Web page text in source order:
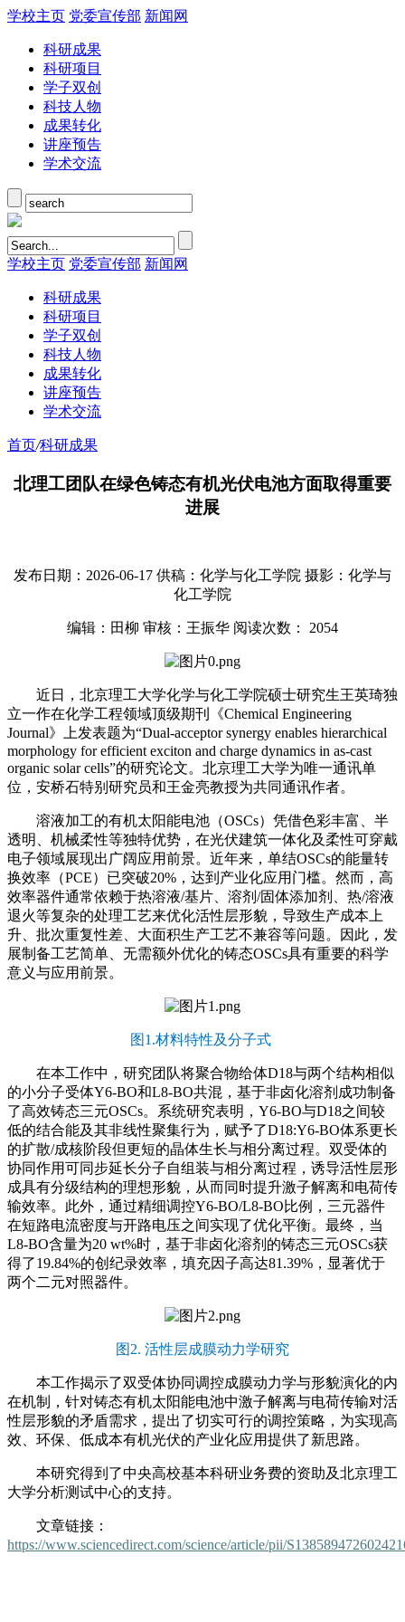
学校主页 党委宣传部 新闻网
科研成果
科研项目
学子双创
科技人物
成果转化
讲座预告
学术交流
学校主页 党委宣传部 新闻网
科研成果
科研项目
学子双创
科技人物
成果转化
讲座预告
学术交流
首页/科研成果
北理工团队在绿色铸态有机光伏电池方面取得重要
进展
发布日期：2026-06-17 供稿：化学与化工学院 摄影：化学与
化工学院
编辑：田柳 审核：王振华 阅读次数： 2054
近日，北京理工大学化学与化工学院硕士研究生王英琦独
立一作在化学工程领域顶级期刊《Chemical Engineering
Journal》上发表题为“Dual-acceptor synergy enables hierarchical
morphology for efficient exciton and charge dynamics in as-cast
organic solar cells”的研究论文。北京理工大学为唯一通讯单
位，安桥石特别研究员和王金亮教授为共同通讯作者。
溶液加工的有机太阳能电池（OSCs）凭借色彩丰富、半
透明、机械柔性等独特优势，在光伏建筑一体化及柔性可穿戴
电子领域展现出广阔应用前景。近年来，单结OSCs的能量转
换效率（PCE）已突破20%，达到产业化应用门槛。然而，高
效率器件通常依赖于热溶液/基片、溶剂/固体添加剂、热/溶液
退火等复杂的处理工艺来优化活性层形貌，导致生产成本上
升、批次重复性差、大面积生产工艺不兼容等问题。因此，发
展制备工艺简单、无需额外优化的铸态OSCs具有重要的科学
意义与应用前景。
图1.材料特性及分子式
在本工作中，研究团队将聚合物给体D18与两个结构相似
的小分子受体Y6-BO和L8-BO共混，基于非卤化溶剂成功制备
了高效铸态三元OSCs。系统研究表明，Y6-BO与D18之间较
低的结合能及其非线性聚集行为，赋予了D18:Y6-BO体系更长
的扩散/成核阶段但更短的晶体生长与相分离过程。双受体的
协同作用可同步延长分子自组装与相分离过程，诱导活性层形
成具有分级结构的理想形貌，从而同时提升激子解离和电荷传
输效率。此外，通过精细调控Y6-BO/L8-BO比例，三元器件
在短路电流密度与开路电压之间实现了优化平衡。最终，当
L8-BO含量为20 wt%时，基于非卤化溶剂的铸态三元OSCs获
得了19.84%的创纪录效率，填充因子高达81.39%，显著优于
两个二元对照器件。
图2. 活性层成膜动力学研究
本工作揭示了双受体协同调控成膜动力学与形貌演化的内
在机制，针对铸态有机太阳能电池中激子解离与电荷传输对活
性层形貌的矛盾需求，提出了切实可行的调控策略，为实现高
效、环保、低成本有机光伏的产业化应用提供了新思路。
本研究得到了中央高校基本科研业务费的资助及北京理工
大学分析测试中心的支持。
文章链接：
https://www.sciencedirect.com/science/article/pii/